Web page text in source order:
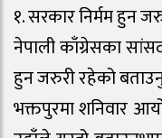
१. सरकार निर्मम हुन
नेपाली काँग्रेसका
हुन जरुरी रहेको
भक्तपुरमा शनिवार